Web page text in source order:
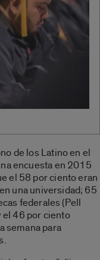
de los Latino en el
encuesta en 2015
el 58 por ciento eran
una universidad; 65
federales (Pell
el 46 por ciento
semana para